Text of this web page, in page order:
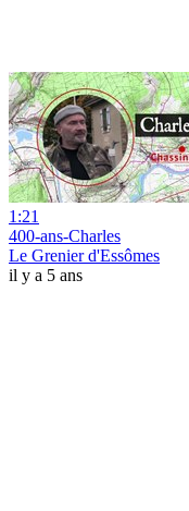
1:21
400-ans-Charles
Le Grenier d'Essômes
il y a 5 ans